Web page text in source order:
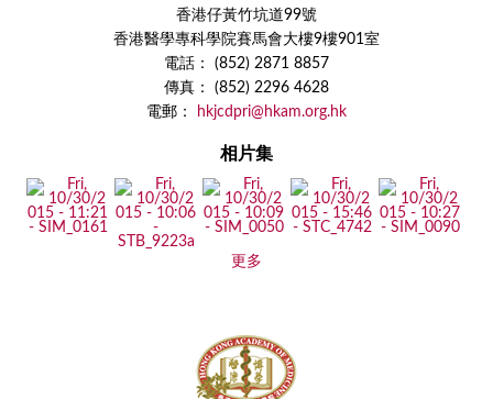
香港仔黃竹坑道99號
香港醫學專科學院賽馬會大樓9樓901室
電話： (852) 2871 8857
傳真： (852) 2296 4628
電郵：
hkjcdpri@hkam.org.hk
相片集
更多